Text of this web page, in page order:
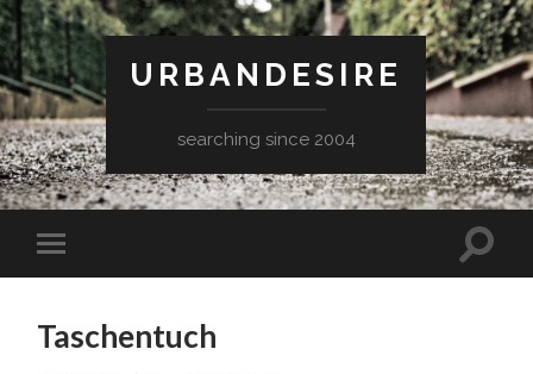
URBANDESIRE
searching since 2004
Taschentuch